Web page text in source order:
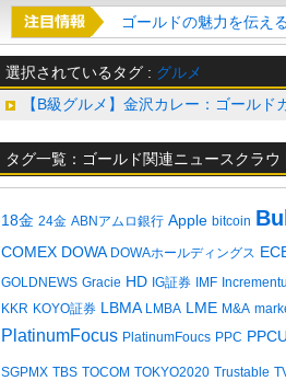
ゴールドの魅力を伝え
選択されているタグ : グルメ
【B級グルメ】金沢カレー：ゴールド
タグ一覧：ゴールド関連ニュースクラウ
18金 24金 ABNアムロ銀行 Apple bitcoin
COMEX DOWA DOWAホールディングス
GOLDNEWS Gracie HD IG証券 IMF
KKR KOYO証券 LBMA LMBA LME M&A
PlatinumFocus PlatinumFoucs PPC PPCU
SGPMX TBS TOCOM TOKYO2020 Trustable